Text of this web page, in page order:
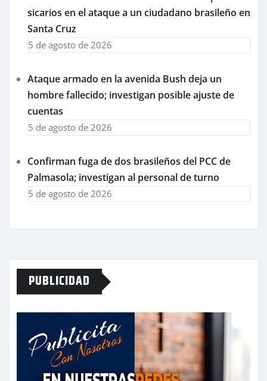
sicarios en el ataque a un ciudadano brasileño en
Santa Cruz
5 de agosto de 2026
Ataque armado en la avenida Bush deja un
hombre fallecido; investigan posible ajuste de
cuentas
5 de agosto de 2026
Confirman fuga de dos brasileños del PCC de
Palmasola; investigan al personal de turno
5 de agosto de 2026
PUBLICIDAD